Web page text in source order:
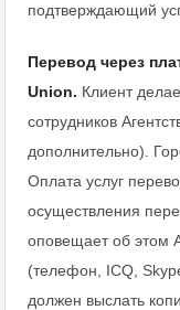
подтверждающий
Перевод через
Union. Клиент
сотрудников
дополнительно).
Оплата услуг
осуществления
оповещает об этом
(телефон, ICQ,
должен выслать